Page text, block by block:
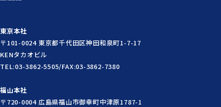
東京本社
〒101-0024 東京都千代田区神田和泉町1-7-17
KENタカオビル
TEL:03-3862-5505/FAX:03-3862-7380
福山本社
〒720-0004 広島県福山市御幸町中津原1787-1